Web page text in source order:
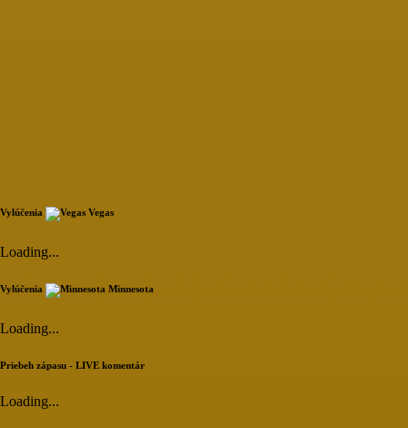
Vylúčenia Vegas
Loading...
Vylúčenia Minnesota
Loading...
Priebeh zápasu - LIVE komentár
Loading...